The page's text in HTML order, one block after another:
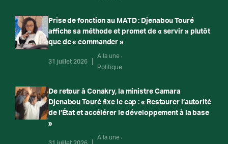
Prise de fonction au MATD : Djenabou Touré
affiche sa méthode et promet de « servir » plutôt
que de « commander »
31 juillet 2026
A la une
Politique
De retour à Conakry, la ministre Camara
Djenabou Touré fixe le cap : « Restaurer l’autorité
de l’État et accélérer le développement à la base
»
A la une